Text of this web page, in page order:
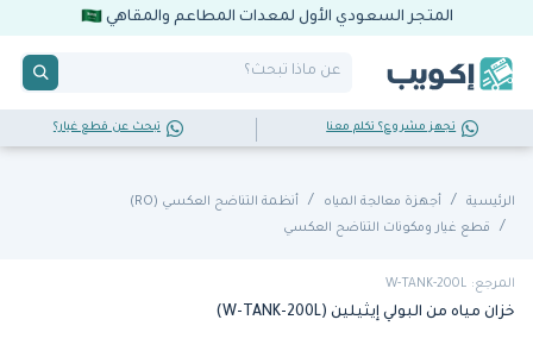
المتجر السعودي الأول لمعدات المطاعم والمقاهي
تجهز مشروع؟ تكلم معنا تبحث عن قطع غيار؟
الرئيسية أجهزة معالجة المياه
أنظمة التناضح العكسي (RO)
قطع غيار ومكونات التناضح العكسي
المرجع: W-TANK-200L
خزان مياه من البولي إيثيلين (W-TANK-200L)